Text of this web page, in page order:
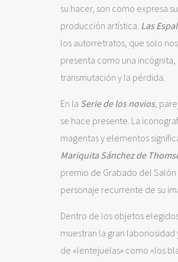
su hacer, son como expresa
producción artística. Las
los autorretratos, que solo
presenta como una
transmutación y la pérdida.
En la Serie de los novios,
se hace presente. La
magentas y elementos
Mariquita Sánchez de
premio de Grabado del
personaje recurrente de su
Dentro de los objetos
muestran la gran
de «lentejuelas» como «los